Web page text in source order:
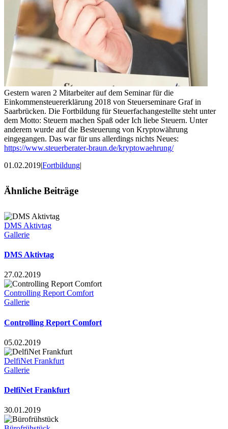
Gestern waren 2 Mitarbeiter auf dem Seminar für die
Einkommensteuererklärung 2018 von Steuerseminare Graf in
Saarbrücken. Die Fortbildung für Steuerfachangestellte steht unter
dem Motto: Steuern machen Spaß oder Ich liebe Steuern. Unter
anderem wurde auf die Besteuerung von Kryptowährung
eingegangen. Das war für uns allerdings nichts Neues:
https://www.steuerberater-braun.de/kryptowaehrung/
01.02.2019|Fortbildung|
Ähnliche Beiträge
DMS Aktivtag
Gallerie
DMS Aktivtag
27.02.2019
Controlling Report Comfort
Gallerie
Controlling Report Comfort
05.02.2019
DelfiNet Frankfurt
Gallerie
DelfiNet Frankfurt
30.01.2019